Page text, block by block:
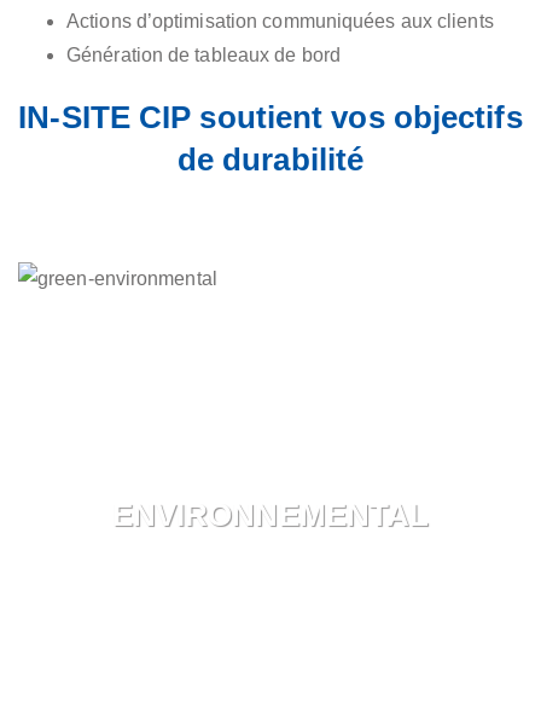
Actions d’optimisation communiquées aux clients
Génération de tableaux de bord
IN-SITE CIP soutient vos objectifs
de durabilité
ENVIRONNEMENTAL